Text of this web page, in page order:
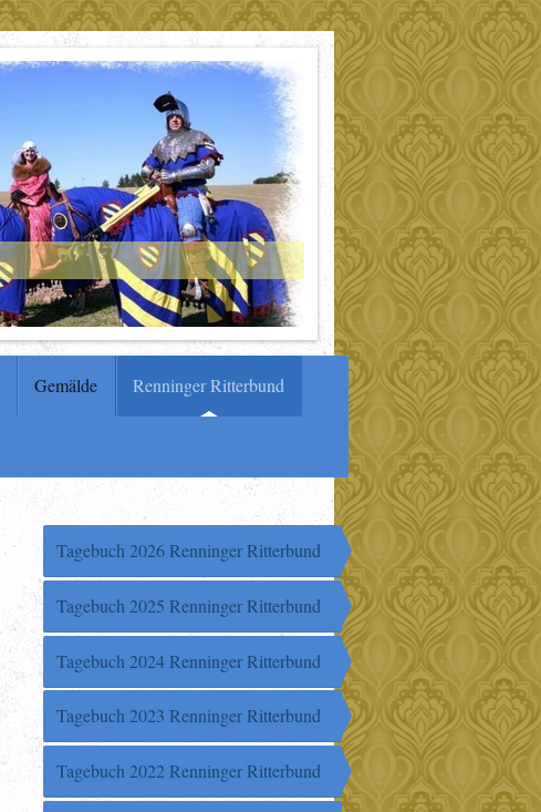
Gemälde Renninger Ritterbund
Tagebuch 2026 Renninger Ritterbund
Tagebuch 2025 Renninger Ritterbund
Tagebuch 2024 Renninger Ritterbund
Tagebuch 2023 Renninger Ritterbund
Tagebuch 2022 Renninger Ritterbund